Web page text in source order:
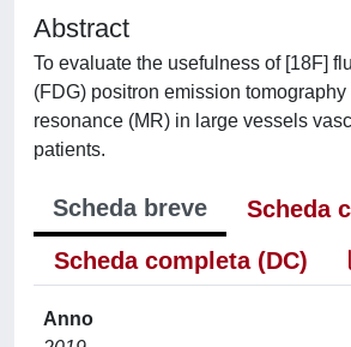
Abstract
To evaluate the usefulness of [18F]
(FDG) positron emission
resonance (MR) in large vessels
patients.
Scheda breve
Scheda
Scheda completa (DC)
Anno